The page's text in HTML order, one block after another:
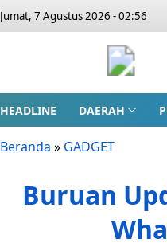
Jumat, 7 Agustus 2026 - 02:56
HEADLINE DAERAH
Beranda » GADGET
Buruan